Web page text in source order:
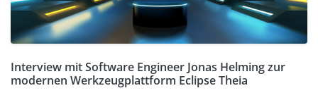
Interview mit Software Engineer Jonas Helming zur
modernen Werkzeugplattform Eclipse Theia